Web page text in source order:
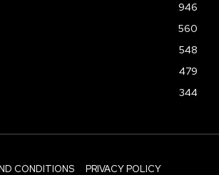
946
560
548
479
344
CONDITIONS PRIVACY POLICY